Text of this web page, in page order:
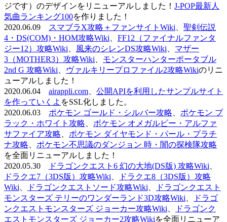
ジです）のデザインをリニューアルしました！ J-POP最新人
気曲ランキング100を作りました！
2020.06.09
スマブラX攻略＋ファンサイトWiki
聖剣伝説
4・DS(COM)・HOM攻略Wiki
FF12（ファイナルファンタ
ジー12）攻略Wiki
風来のシレンDS攻略Wiki
マザー
3（MOTHER3）攻略Wiki
モンスターハンターポータブル
2nd G 攻略Wiki
ヴァルキリープロファイル2攻略Wikiのリニ
ューアルしました！
2020.06.04 airappli.com
公開APIを利用したサンプルサイト
を作っていくよ をSSL化しました。
2020.06.03 ポケモン ゴールド・シルバー攻略
ポケモン ブ
ラック・ホワイト攻略
ポケモン オメガルビー・アルファ
サファイア攻略
ポケモン ダイヤモンド・パール・プラチ
ナ攻略
ポケモン不思議のダンジョン 時・闇の探検隊攻略
を全面リニューアルしました！
2020.05.30
ドラゴンクエスト6 幻の大地(DS版) 攻略Wiki
ドラクエ7（3DS版）攻略Wiki
ドラクエ8（3DS版）攻略
Wiki
ドラゴンクエストソード攻略Wiki
ドラゴンクエスト
モンスターズ テリーのワンダーランド3D攻略Wiki
ドラゴ
ンクエストモンスターズ ジョーカー攻略Wiki
ドラゴンク
エストモンスターズ ジョーカー2攻略Wikiを全面リニューア